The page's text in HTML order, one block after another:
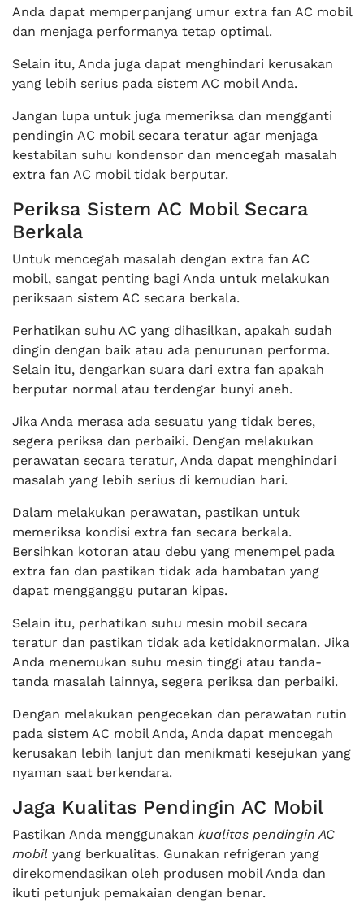
Anda dapat memperpanjang umur extra fan AC mobil
dan menjaga performanya tetap optimal.
Selain itu, Anda juga dapat menghindari kerusakan
yang lebih serius pada sistem AC mobil Anda.
Jangan lupa untuk juga memeriksa dan mengganti
pendingin AC mobil secara teratur agar menjaga
kestabilan suhu kondensor dan mencegah masalah
extra fan AC mobil tidak berputar.
Periksa Sistem AC Mobil Secara
Berkala
Untuk mencegah masalah dengan extra fan AC
mobil, sangat penting bagi Anda untuk melakukan
periksaan sistem AC secara berkala.
Perhatikan suhu AC yang dihasilkan, apakah sudah
dingin dengan baik atau ada penurunan performa.
Selain itu, dengarkan suara dari extra fan apakah
berputar normal atau terdengar bunyi aneh.
Jika Anda merasa ada sesuatu yang tidak beres,
segera periksa dan perbaiki. Dengan melakukan
perawatan secara teratur, Anda dapat menghindari
masalah yang lebih serius di kemudian hari.
Dalam melakukan perawatan, pastikan untuk
memeriksa kondisi extra fan secara berkala.
Bersihkan kotoran atau debu yang menempel pada
extra fan dan pastikan tidak ada hambatan yang
dapat mengganggu putaran kipas.
Selain itu, perhatikan suhu mesin mobil secara
teratur dan pastikan tidak ada ketidaknormalan. Jika
Anda menemukan suhu mesin tinggi atau tanda-
tanda masalah lainnya, segera periksa dan perbaiki.
Dengan melakukan pengecekan dan perawatan rutin
pada sistem AC mobil Anda, Anda dapat mencegah
kerusakan lebih lanjut dan menikmati kesejukan yang
nyaman saat berkendara.
Jaga Kualitas Pendingin AC Mobil
Pastikan Anda menggunakan kualitas pendingin AC
mobil yang berkualitas. Gunakan refrigeran yang
direkomendasikan oleh produsen mobil Anda dan
ikuti petunjuk pemakaian dengan benar.